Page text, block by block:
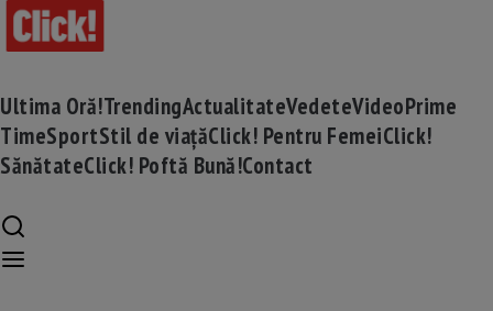
Ultima Oră!TrendingActualitateVedeteVideoPrime
TimeSportStil de viațăClick! Pentru FemeiClick!
SănătateClick! Poftă Bună!Contact